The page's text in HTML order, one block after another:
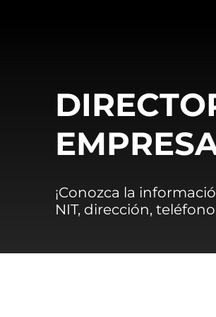
¡Conozca la
NIT, dirección,